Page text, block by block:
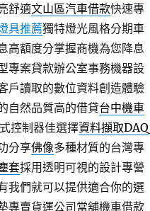
舒適文山區汽車借款快速專
具推薦獨特燈光風格分期車
高額度分掌握商機為您降息
專案貸款辦公室事務機器設
戶讀取的數位資料創造體驗
自然品質高的借貸台中機車
控制器佳選擇資料擷取DAQ
分享佛像多種材質的台灣專
套採用透明可視的設計專營
我們就可以提供適合你的選
專賣貨運公司當舖機車借款